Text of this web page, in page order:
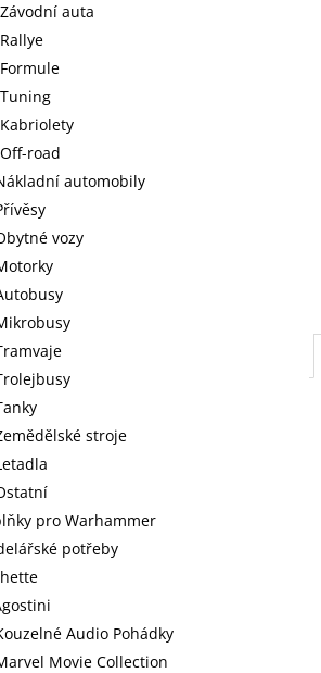
Závodní auta
Rallye
Formule
Tuning
Kabriolety
Off-road
automobily
vozy
stroje
pro Warhammer
potřeby
Audio Pohádky
Movie Collection
DETSTVÍ ANNY A ELSY -
S FIGURKOU KOUZELNÉ AUDIO
DISNEY #117 - DEAGOSTINI
DETSTVÍ ANNY A ELSY -